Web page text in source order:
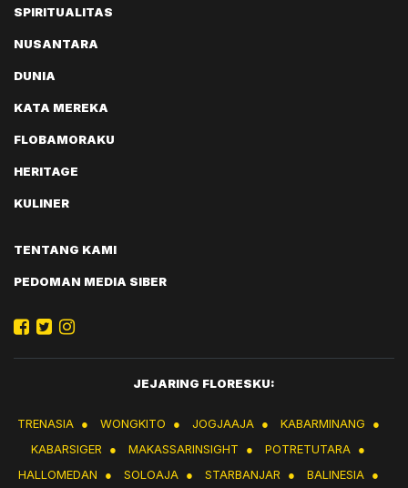
SPIRITUALITAS
NUSANTARA
DUNIA
KATA MEREKA
FLOBAMORAKU
HERITAGE
KULINER
TENTANG KAMI
PEDOMAN MEDIA SIBER
JEJARING FLORESKU:
TRENASIA ● WONGKITO ● JOGJAAJA ● KABARMINANG
●
KABARSIGER
● MAKASSARINSIGHT ● POTRETUTARA ●
HALLOMEDAN
● SOLOAJA ● STARBANJAR ● BALINESIA ●